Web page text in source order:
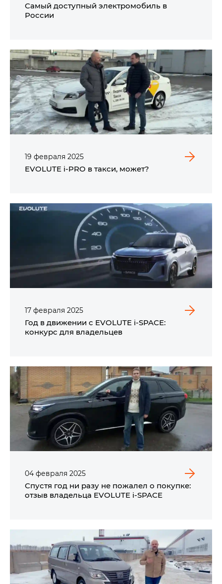
Самый доступный электромобиль в
России
19 февраля 2025
EVOLUTE i‑PRO в такси, может?
17 февраля 2025
Год в движении с EVOLUTE i‑SPACE:
конкурс для владельцев
04 февраля 2025
Спустя год ни разу не пожалел о покупке:
отзыв владельца EVOLUTE i‑SPACE